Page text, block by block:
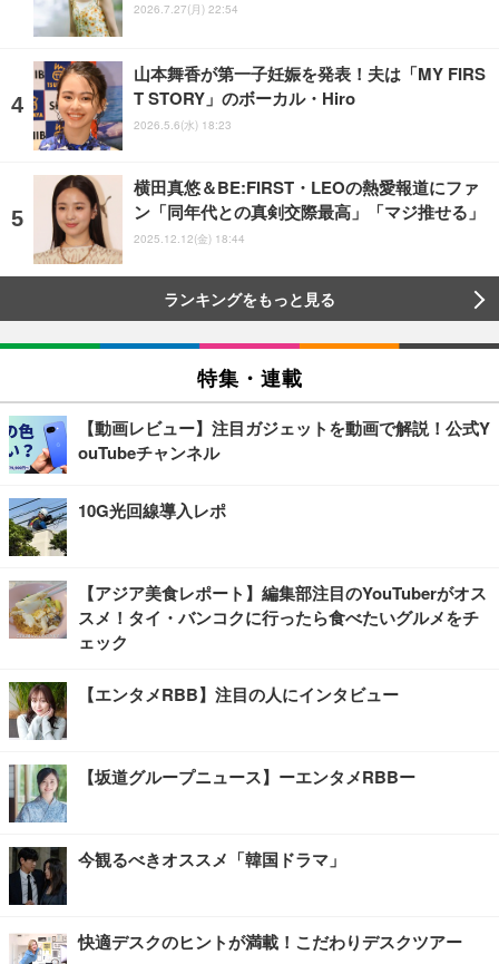
2026.7.27(月) 22:54
山本舞香が第一子妊娠を発表！夫は「MY FIRS
T STORY」のボーカル・Hiro
2026.5.6(水) 18:23
横田真悠＆BE:FIRST・LEOの熱愛報道にファ
ン「同年代との真剣交際最高」「マジ推せる」
2025.12.12(金) 18:44
ランキングをもっと見る
特集・連載
【動画レビュー】注目ガジェットを動画で解説！公式Y
ouTubeチャンネル
10G光回線導入レポ
【アジア美食レポート】編集部注目のYouTuberがオス
スメ！タイ・バンコクに行ったら食べたいグルメをチ
ェック
【エンタメRBB】注目の人にインタビュー
【坂道グループニュース】ーエンタメRBBー
今観るべきオススメ「韓国ドラマ」
快適デスクのヒントが満載！こだわりデスクツアー